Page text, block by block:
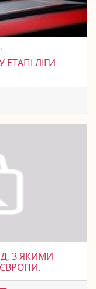
ЛІГИ
З ЯКИМИ